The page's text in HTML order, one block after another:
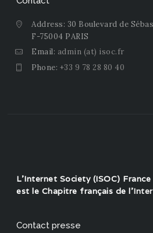
Address: 30 Boulevard de
F-75004 PARIS
Email: admin (at) isoc.fr
Phone: +33 9 78 28 80 40
L'Internet Society (ISOC) France
est le Chapitre français de l'
Contact presse